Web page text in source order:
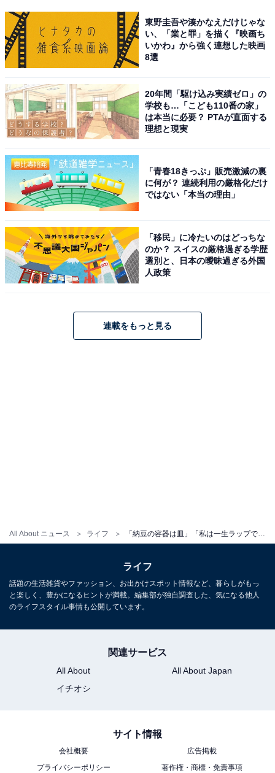
All About ニュース ライフ
か？
続いては、洗い物をいかに減らすかを追求した大胆な
「家族の誕生日パーティなど、裏方として料理の準備や
飾りつけに力を注ぐ日は、後片づけがラクになるよう、
った後は“捨てるだけでOK”にします。過去には、片付け
で疲れ果てた後のシメのケーキのお皿を出すのが面倒
で、ケーキの箱をハサミで切って皿代わりにして出した
雰囲気や映えを求めなければ、ケーキの箱であれば強度
も十分！ お皿代わりでも安心です。さらに、こんな工夫
「食器洗いがようやく終わったというタイミングで子ど
毎日の食事づくりのなかで、「まな板」にモヤッとして
いる人もいるようです。
東野圭吾や湊かなえだけじゃな
い、「業と罪」を描く『映画ち
いかわ』から強く連想した映画
8選
20年間「駆け込み実績ゼロ」の
学校も…「こども110番の家」
は本当に必要？ PTAが直面する
理想と現実
「青春18きっぷ」販売激減の裏
に何が？ 連続利用の厳格化だけ
ではない「本当の理由」
「移民」に冷たいのはどっちな
のか？ スイスの厳格過ぎる学歴
選別と、日本の曖昧過ぎる外国
人政策
連載をもっと見る
ライフ
話題の生活雑貨やファッション、お出かけスポット情報など、暮らしがもっ
と楽しく、豊かになるヒントが満載。編集部が独自調査した、気になる他人
のライフスタイル事情も公開しています。
関連サービス
All About
All About Japan
イチオシ
サイト情報
会社概要
広告掲載
プライバシーポリシー
著作権・商標・免責事項